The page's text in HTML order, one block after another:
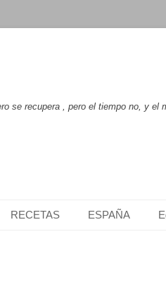
se recupera , pero el tiempo no, y el
RECETAS ESPAÑA